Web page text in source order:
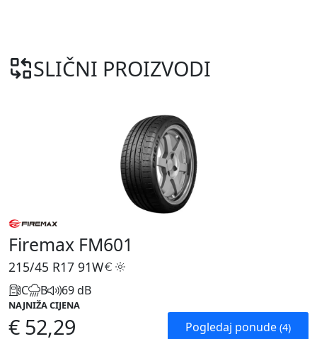
SLIČNI PROIZVODI
Firemax FM601
215/45 R17 91W
C B 69 dB
NAJNIŽA CIJENA
€ 52,29 Pogledaj ponude (4)